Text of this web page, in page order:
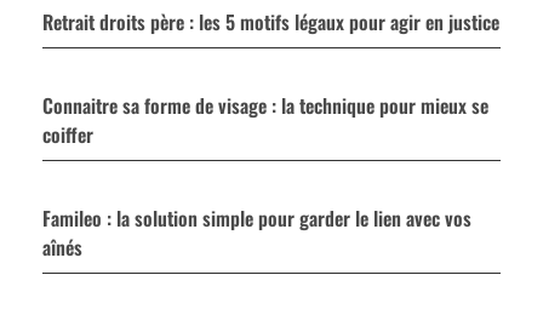
Retrait droits père : les 5 motifs légaux pour agir en justice
Connaitre sa forme de visage : la technique pour mieux se
coiffer
Famileo : la solution simple pour garder le lien avec vos
aînés